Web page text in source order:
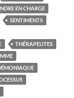
EN CHARGE
SENTIMENTS
THÉRAPEUTES